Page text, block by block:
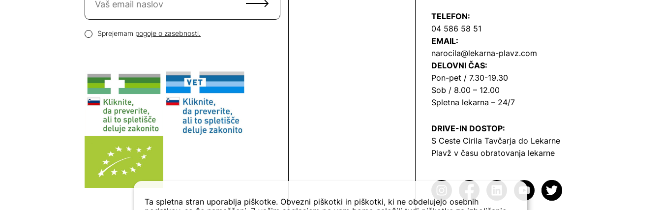
Pogoji zasebnosti
Sprejemam pogoje o zasebnosti.
TELEFON:
04 586 58 51
EMAIL:
narocila@lekarna-plavz.com
DELOVNI ČAS:
Pon-pet / 7.30-19.30
Sob / 8.00 – 12.00
Spletna lekarna – 24/7
DRIVE-IN DOSTOP:
S Ceste Cirila Tavčarja do Lekarne
Plavž v času obratovanja lekarne
Ta spletna stran uporablja piškotke. Obvezni piškotki in piškotki, ki ne obdelujejo osebnih